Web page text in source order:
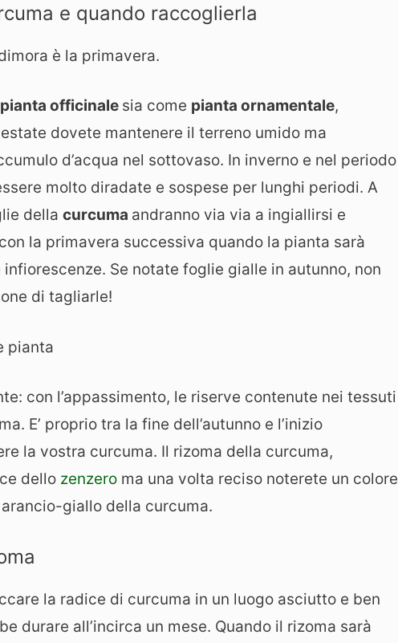
e quando raccoglierla
è la primavera.
pianta officinale sia come pianta ornamentale,
dovete mantenere il terreno umido ma
d’acqua nel sottovaso. In inverno e nel periodo
molto diradate e sospese per lunghi periodi. A
della curcuma andranno via via a ingiallirsi e
la primavera successiva quando la pianta sarà
Se notate foglie gialle in autunno, non
di tagliarle!
con l’appassimento, le riserve contenute nei tessuti
E’ proprio tra la fine dell’autunno e l’inizio
la vostra curcuma. Il rizoma della curcuma,
dello zenzero ma una volta reciso noterete un colore
giallo della curcuma.
la radice di curcuma in un luogo asciutto e ben
durare all’incirca un mese. Quando il rizoma sarà